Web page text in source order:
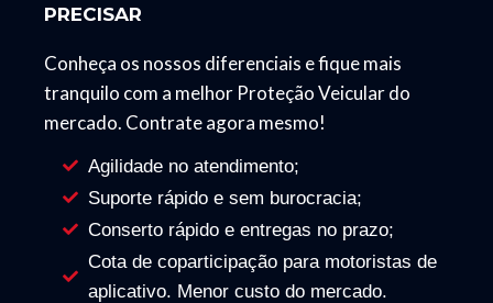
PRECISAR
Conheça os nossos diferenciais e fique mais
tranquilo com a melhor Proteção Veicular do
mercado. Contrate agora mesmo!
Agilidade no atendimento;
Suporte rápido e sem burocracia;
Conserto rápido e entregas no prazo;
Cota de coparticipação para motoristas de
aplicativo. Menor custo do mercado.